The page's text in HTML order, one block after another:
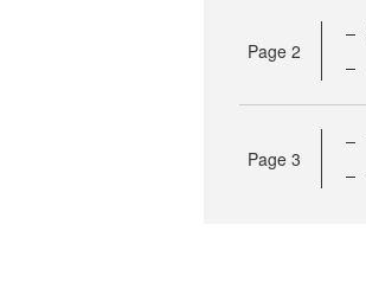
Page 2
Page 3